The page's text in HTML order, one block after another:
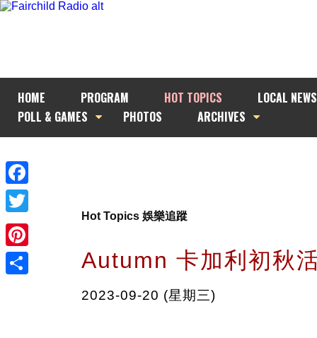
HOME PROGRAM HOT TOPICS
LOCAL NEWS
POLL & GAMES
PHOTOS ARCHIVES
Facebook
Twitter
Pinterest
Hot Topics 娛樂追蹤
Autumn 卡加利初秋
2023-09-20 (星期三)